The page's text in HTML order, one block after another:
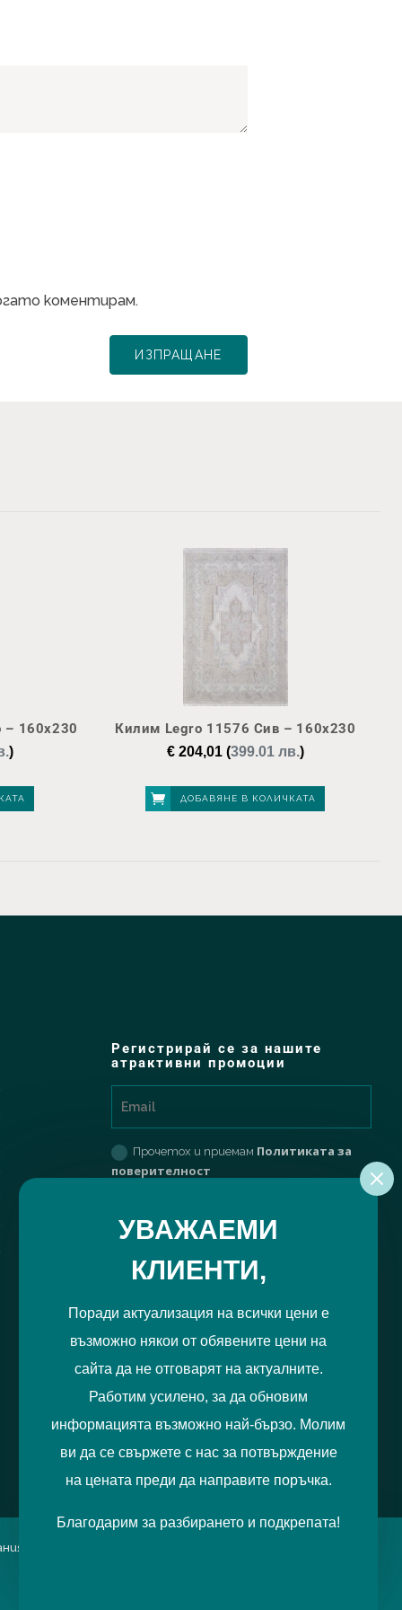
УВАЖАЕМИ
КЛИЕНТИ,
Поради актуализация на всички цени е
възможно някои от обявените цени на
сайта да не отговарят на актуалните.
Работим усилено, за да обновим
информацията възможно най-бързо. Молим
ви да се свържете с нас за потвърждение
на цената преди да направите поръчка.
Благодарим за разбирането и подкрепата!
коментирам.
160х230
)
Килим Legro 11576 Сив – 160х230
€204,01(399.01 лв.)
ДОБАВЯНЕ В КОЛИЧКАТА
Регистрирай се за нашите
атрактивни промоции
Прочетох и приемам Политиката за
поверителност
можете да отбележите